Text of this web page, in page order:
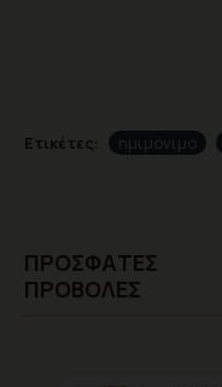
Ετικέτες: ημιμόνιμο
ΠΡΌΣΦΑTΕΣ
ΠΡΟΒΟΛΈΣ